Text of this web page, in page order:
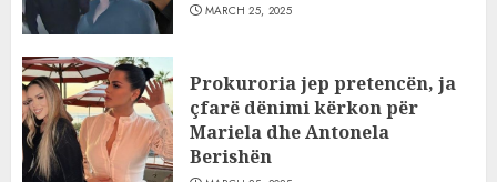
MARCH 25, 2025
Prokuroria jep pretencën, ja
çfarë dënimi kërkon për
Mariela dhe Antonela
Berishën